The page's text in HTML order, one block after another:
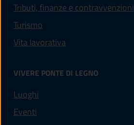
Tributi, finanze e contravvenzioni
Turismo
Vita lavorativa
VIVERE PONTE DI LEGNO
Luoghi
Eventi